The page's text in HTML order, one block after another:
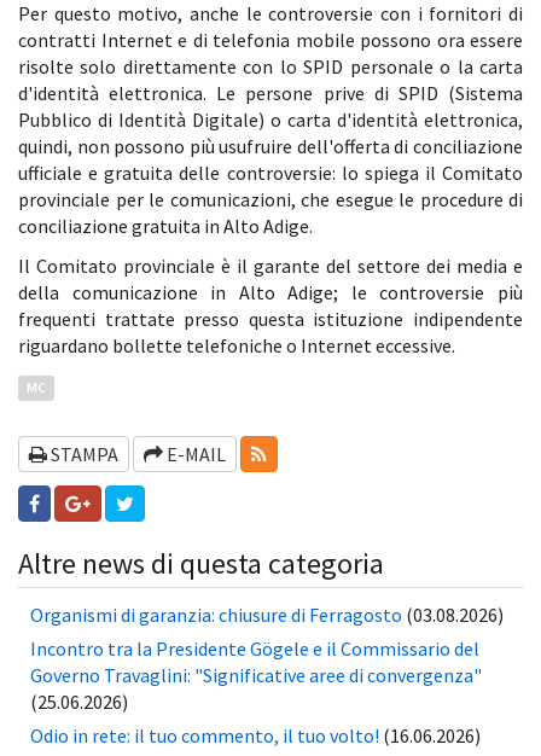
Per questo motivo, anche le controversie con i fornitori di
contratti Internet e di telefonia mobile possono ora essere
risolte solo direttamente con lo SPID personale o la carta
d'identità elettronica. Le persone prive di SPID (Sistema
Pubblico di Identità Digitale) o carta d'identità elettronica,
quindi, non possono più usufruire dell'offerta di conciliazione
ufficiale e gratuita delle controversie: lo spiega il Comitato
provinciale per le comunicazioni, che esegue le procedure di
conciliazione gratuita in Alto Adige.
Il Comitato provinciale è il garante del settore dei media e
della comunicazione in Alto Adige; le controversie più
frequenti trattate presso questa istituzione indipendente
riguardano bollette telefoniche o Internet eccessive.
MC
STAMPA E-MAIL RSS-FEEDS
Altre news di questa categoria
Organismi di garanzia: chiusure di Ferragosto (03.08.2026)
Incontro tra la Presidente Gögele e il Commissario del
Governo Travaglini: "Significative aree di convergenza"
(25.06.2026)
Odio in rete: il tuo commento, il tuo volto! (16.06.2026)